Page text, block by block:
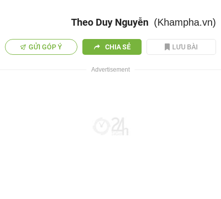
Theo Duy Nguyễn (Khampha.vn)
GỬI GÓP Ý CHIA SẺ LƯU BÀI